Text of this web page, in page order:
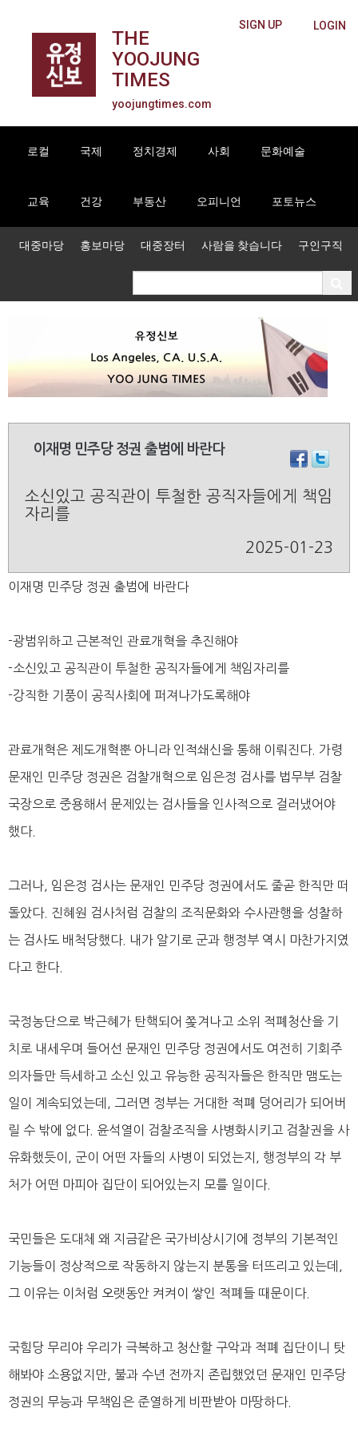
LOGIN
SIGN UP
THE
YOOJUNG
TIMES
yoojungtimes.com
로컬 국제 정치경제 사회 문화예술
교육 건강 부동산 오피니언 포토뉴스
대중마당 홍보마당 대중장터 사람을 찾습니다 구인구직
이재명 민주당 정권 출범에 바란다
소신있고 공직관이 투철한 공직자들에게 책임
자리를
2025-01-23
이재명 민주당 정권 출범에 바란다
-광범위하고 근본적인 관료개혁을 추진해야
-소신있고 공직관이 투철한 공직자들에게 책임자리를
-강직한 기풍이 공직사회에 퍼져나가도록해야
관료개혁은 제도개혁뿐 아니라 인적쇄신을 통해 이뤄진다. 가령
문재인 민주당 정권은 검찰개혁으로 임은정 검사를 법무부 검찰
국장으로 중용해서 문제있는 검사들을 인사적으로 걸러냈어야
했다.
그러나, 임은정 검사는 문재인 민주당 정권에서도 줄곧 한직만 떠
돌았다. 진혜원 검사처럼 검찰의 조직문화와 수사관행을 성찰하
는 검사도 배척당했다. 내가 알기로 군과 행정부 역시 마찬가지였
다고 한다.
국정농단으로 박근혜가 탄핵되어 쫒겨나고 소위 적폐청산을 기
치로 내세우며 들어선 문재인 민주당 정권에서도 여전히 기회주
의자들만 득세하고 소신 있고 유능한 공직자들은 한직만 맴도는
일이 계속되었는데, 그러면 정부는 거대한 적폐 덩어리가 되어버
릴 수 밖에 없다. 윤석열이 검찰조직을 사병화시키고 검찰권을 사
유화했듯이, 군이 어떤 자들의 사병이 되었는지, 행정부의 각 부
처가 어떤 마피아 집단이 되어있는지 모를 일이다.
국민들은 도대체 왜 지금같은 국가비상시기에 정부의 기본적인
기능들이 정상적으로 작동하지 않는지 분통을 터뜨리고 있는데,
그 이유는 이처럼 오랫동안 켜켜이 쌓인 적폐들 때문이다.
국힘당 무리야 우리가 극복하고 청산할 구악과 적폐 집단이니 탓
해봐야 소용없지만, 불과 수년 전까지 존립했었던 문재인 민주당
정권의 무능과 무책임은 준열하게 비판받아 마땅하다.